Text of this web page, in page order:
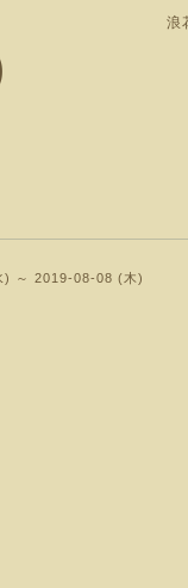
浪
こ焼き専
) ～ 2019-08-08 (木)